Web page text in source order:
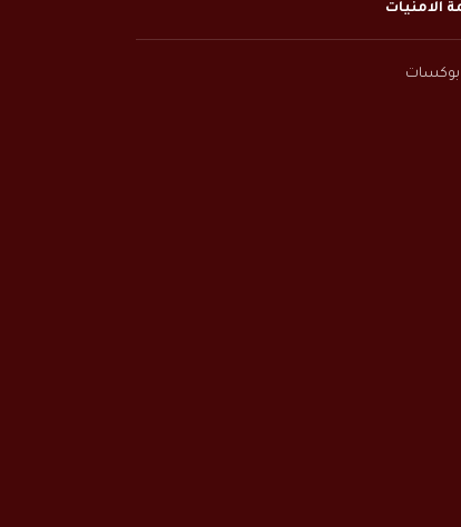
الامنيات
بوكسات